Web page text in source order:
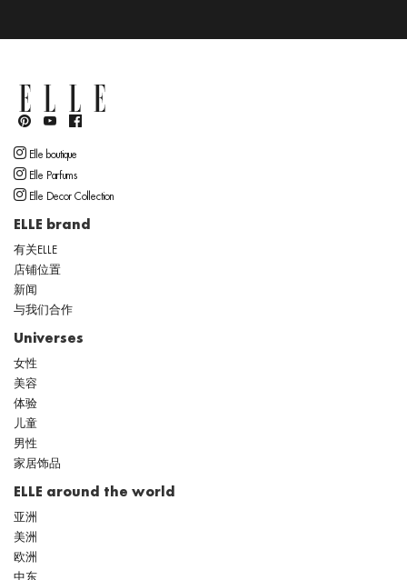
Elle boutique
Elle Parfums
Elle Decor Collection
ELLE brand
有关ELLE
店铺位置
新闻
与我们合作
Universes
女性
美容
体验
儿童
男性
家居饰品
ELLE around the world
亚洲
美洲
欧洲